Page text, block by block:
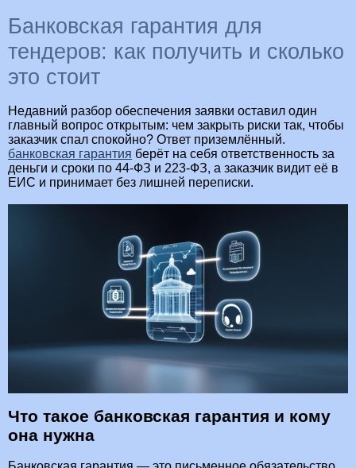
Банковская гарантия для
тендеров: как получить и сколько
это стоит
Недавний разбор обеспечения заявки оставил один
главный вопрос открытым: чем закрыть риски так, чтобы
заказчик спал спокойно? Ответ приземлённый.
банковская гарантия берёт на себя ответственность за
деньги и сроки по 44‑ФЗ и 223‑ФЗ, а заказчик видит её в
ЕИС и принимает без лишней переписки.
Что такое банковская гарантия и кому
она нужна